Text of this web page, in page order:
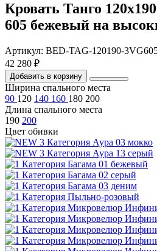
Кровать Танго
605 бежевый на
Артикул: BED-TAG-120190-
42 280 ₽
Добавить в корзину
Ширина спального места
90 120 140 160 180 200
Длина спального места
190 200
Цвет обивки